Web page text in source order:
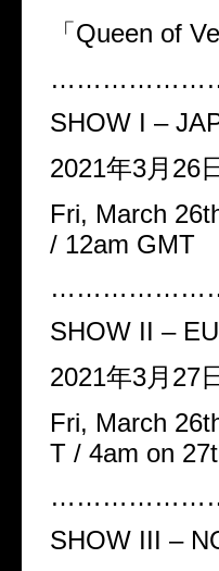
「 Queen of
SHOW I –
2021年3月 26日
Fri, March
/ 12am GMT
SHOW II –
2021年3月 27日
Fri, March
T / 4am on
SHOW III –